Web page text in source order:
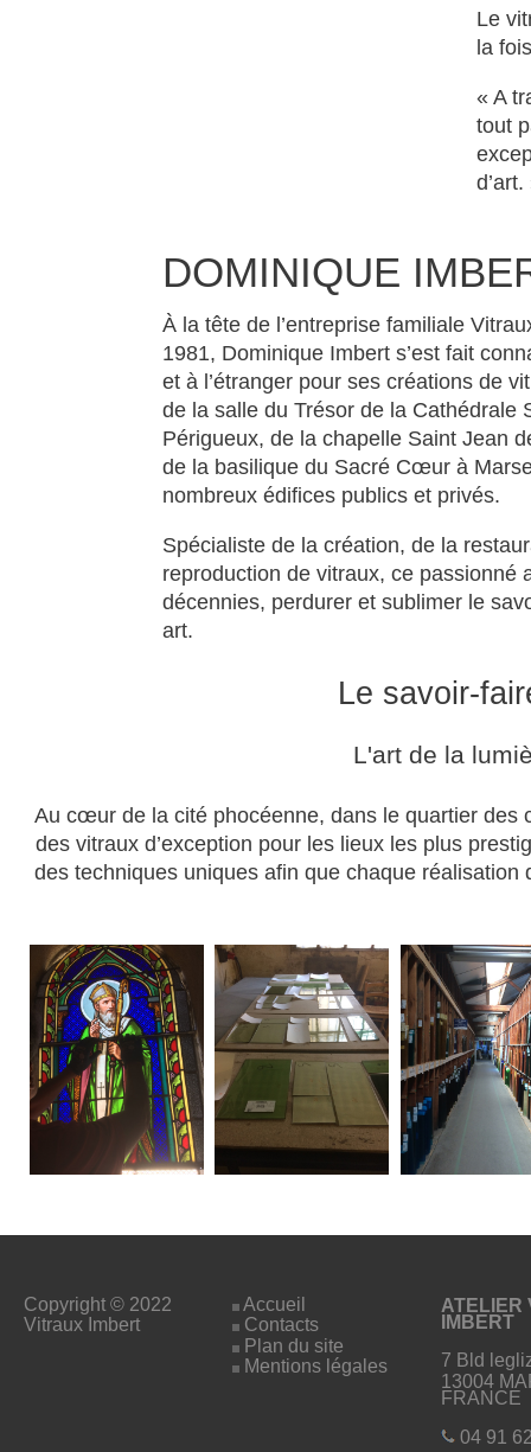
Le
la
« A
tout
d’art.
DOMINIQUE
À la tête de l’entreprise familiale
1981, Dominique Imbert s’est fait
et à l’étranger pour ses créations de
de la salle du Trésor de la Cathédrale
Périgueux, de la chapelle Saint Jean
de la basilique du Sacré Cœur à
nombreux édifices publics et privés.
Spécialiste de la création, de la
reproduction de vitraux, ce passionné
décennies, perdurer et sublimer le
art.
Le savoir-
L'art de la
Au cœur de la cité phocéenne, dans le quartier des
des vitraux d’exception pour les lieux les plus
des techniques uniques afin que chaque
Copyright © 2022
Vitraux Imbert
Accueil
Contacts
Plan du site
Mentions légales
ATELIER
IMBERT
7 Bld
13004
FRANCE
04 91